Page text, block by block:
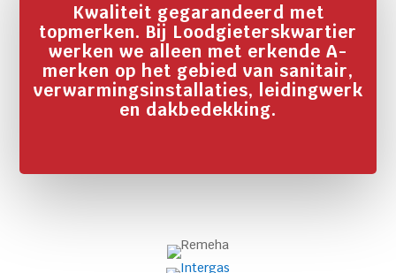
Kwaliteit gegarandeerd met
topmerken. Bij Loodgieterskwartier
werken we alleen met erkende A-
merken op het gebied van sanitair,
verwarmingsinstallaties, leidingwerk
en dakbedekking.